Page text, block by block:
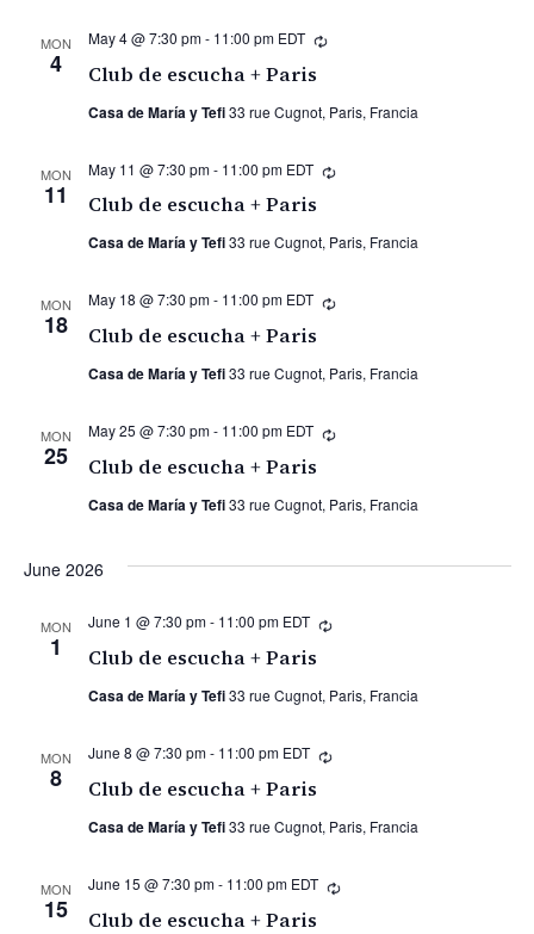
MON
4
May 4 @ 7:30 pm- 11:00 pm EDT Recurring
Club de escucha + Paris
Casa de María y Tefi33 rue Cugnot, Paris, Francia
MON
11
May 11 @ 7:30 pm- 11:00 pm EDT Recurring
Club de escucha + Paris
Casa de María y Tefi33 rue Cugnot, Paris, Francia
MON
18
May 18 @ 7:30 pm- 11:00 pm EDT Recurring
Club de escucha + Paris
Casa de María y Tefi33 rue Cugnot, Paris, Francia
MON
25
May 25 @ 7:30 pm- 11:00 pm EDT Recurring
Club de escucha + Paris
Casa de María y Tefi33 rue Cugnot, Paris, Francia
June 2026
MON
1
June 1 @ 7:30 pm- 11:00 pm EDT Recurring
Club de escucha + Paris
Casa de María y Tefi33 rue Cugnot, Paris, Francia
MON
8
June 8 @ 7:30 pm- 11:00 pm EDT Recurring
Club de escucha + Paris
Casa de María y Tefi33 rue Cugnot, Paris, Francia
MON
15
June 15 @ 7:30 pm- 11:00 pm EDT Recurring
Club de escucha + Paris